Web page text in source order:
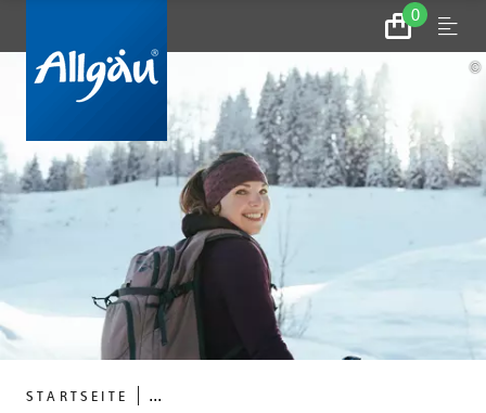
0
Zum
Warenkorb
Menu
STARTSEITE ...
©